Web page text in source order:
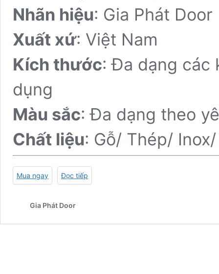
Nhãn hiệu: Gia Phát Door
Xuất xứ: Việt Nam
Kích thước: Đa dạng các
dụng
Màu sắc: Đa dạng theo
Chất liệu: Gỗ/ Thép/
Mua ngay Đọc tiếp
Gia Phát Door